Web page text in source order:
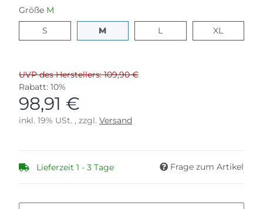
Größe M
SS MM L XL
UVP des Herstellers: 109,90 €
Rabatt: 10%
98,91 €
inkl. 19% USt. , zzgl. Versand
Lieferzeit 1 - 3 Tage Frage zum Artikel